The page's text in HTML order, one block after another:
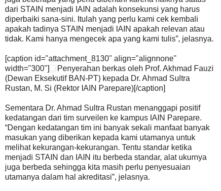
dari STAIN menjadi IAIN adalah konsekunsi yang harus
diperbaiki sana-sini. Itulah yang perlu kami cek kembali
apakah tadinya STAIN menjadi IAIN apakah relevan atau
tidak. Kami hanya mengecek apa yang kami tulis”, jelasnya.
[caption id="attachment_8130" align="alignnone"
width="300"]
Penyerahan berkas oleh Prof. Akhmad Fauzi
(Dewan Eksekutif BAN-PT) kepada Dr. Ahmad Sultra
Rustan, M. Si (Rektor IAIN Parepare)[/caption]
Sementara Dr. Ahmad Sultra Rustan menanggapi positif
kedatangan dari tim surveilen ke kampus IAIN Parepare.
“Dengan kedatangan tim ini banyak sekali manfaat banyak
masukan yang diberikan kepada kami utamanya untuk
melihat kekurangan-kekurangan. Tentu standar ketika
menjadi STAIN dan IAIN itu berbeda standar, alat ukurnya
juga berbeda sehingga kita masih perlu penyesuaian
utamanya dalam hal akreditasi”, jelasnya.